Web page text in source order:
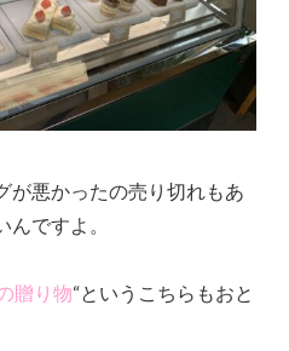
が悪かったの売り切れもあ
ですよ。
贈り物“というこちらもおと